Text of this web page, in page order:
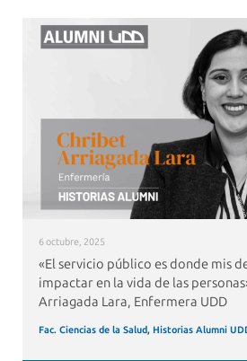
6 octubre, 2025
«El servicio público es donde mis
impactar en la vida de las
Arriagada Lara, Enfermera UDD
Fac. Ciencias de la Salud, Historias Alumni